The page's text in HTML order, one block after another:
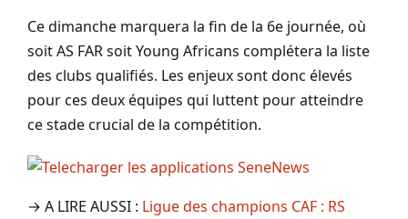
Ce dimanche marquera la fin de la 6e journée, où
soit AS FAR soit Young Africans complétera la liste
des clubs qualifiés. Les enjeux sont donc élevés
pour ces deux équipes qui luttent pour atteindre
ce stade crucial de la compétition.
→ A LIRE AUSSI : Ligue des champions CAF : RS